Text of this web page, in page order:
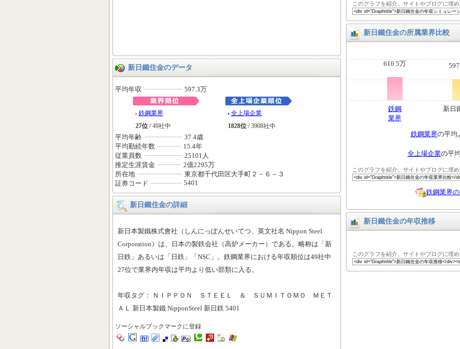
新日鐵住金のデータ
平均年収 597.3万
鉄鋼業界
27位 / 49社中
全上場企業
1828位 / 3908社中
平均年齢
37.4歳
平均勤続年数
15.4年
従業員数
25101人
推定生涯賃金
2億2295万
所在地
東京都千代田区大手町２－６－３
証券コード
5401
新日鐵住金の詳細
新日本製鐵株式會社（しんにっぽんせいてつ、英文社名 Nippon Steel
Corporation）は、日本の製鉄会社（高炉メーカー）である。略称は「新
日鉄」あるいは「日鉄」「NSC」。鉄鋼業界における年収順位は49社中
27位で業界内年収は平均より低い部類に入る。
年収タグ： ＮＩＰＰＯＮ ＳＴＥＥＬ ＆ ＳＵＭＩＴＯＭＯ ＭＥＴ
ＡＬ 新日本製鐵 NipponSteel 新日鉄 5401
ソーシャルブックマークに登録
このグラフを紹介。サイトやブログに埋
新日鐵住金の所属業界比較
616.5万
鉄鋼
業界
新日
鉄鋼業界の平均
全上場企業の平
このグラフを紹介。サイトやブログに埋
鉄鋼業界
新日鐵住金の年収推移
このグラフを紹介。サイトやブログに埋